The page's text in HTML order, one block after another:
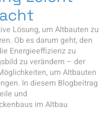
Lösung, um Altbauten zu
Ob es darum geht, den
Energieeffizienz zu
zu verändern – der
um Altbauten
In diesem Blogbeitrag
und
im Altbau